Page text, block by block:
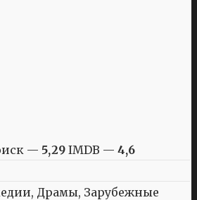
— 5,29 IMDB — 4,6
Драмы, Зарубежные